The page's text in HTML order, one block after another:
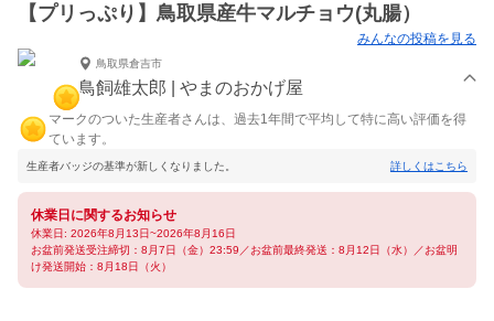
【プリっぷり】鳥取県産牛マルチョウ(丸腸）
みんなの投稿を見る
鳥取県倉吉市
鳥飼雄太郎 | やまのおかげ屋
マークのついた生産者さんは、過去1年間で平均して特に高い評価を得
ています。
生産者バッジの基準が新しくなりました。 詳しくはこちら
休業日に関するお知らせ
休業日: 2026年8月13日~2026年8月16日
お盆前発送受注締切：8月7日（金）23:59／お盆前最終発送：8月12日（水）／お盆明
け発送開始：8月18日（火）